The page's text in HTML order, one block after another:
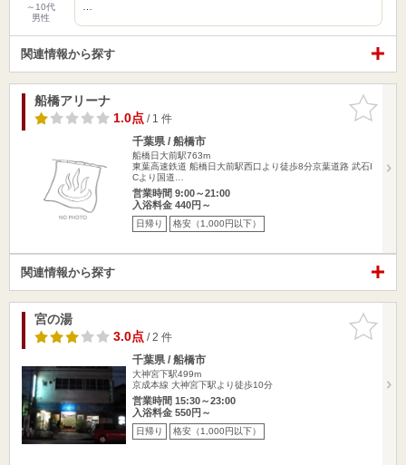
～10代
男性
関連情報から探す
お気に入
りに追加
船橋アリーナ
1.0点/ 1 件
千葉県 / 船橋市
船橋日大前駅763m
東葉高速鉄道 船橋日大前駅西口より徒歩8分京葉道路 武石I
Cより国道…
営業時間 9:00～21:00
入浴料金 440円～
日帰り 格安（1,000円以下）
関連情報から探す
お気に入
りに追加
宮の湯
3.0点/ 2 件
千葉県 / 船橋市
大神宮下駅499m
京成本線 大神宮下駅より徒歩10分
営業時間 15:30～23:00
入浴料金 550円～
日帰り 格安（1,000円以下）